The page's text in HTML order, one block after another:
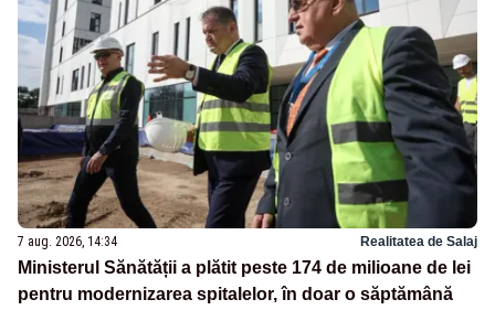
7 aug. 2026, 14:34 Realitatea de Salaj
Ministerul Sănătății a plătit peste 174 de milioane de lei
pentru modernizarea spitalelor, în doar o săptămână